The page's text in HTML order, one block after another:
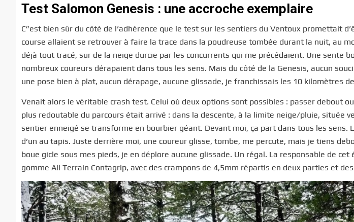
Test Salomon Genesis : une accroche exemplaire
C”est bien sûr du côté de l’adhérence que le test sur les sentiers du Ventoux promettait
course allaient se retrouver à faire la trace dans la poudreuse tombée durant la nuit, au
déjà tout tracé, sur de la neige durcie par les concurrents qui me précédaient. Une sente
nombreux coureurs dérapaient dans tous les sens. Mais du côté de la Genesis, aucun
une pose bien à plat, aucun dérapage, aucune glissade, je franchissais les 10 kilomètres
Venait alors le véritable crash test. Celui où deux options sont possibles : passer debout
plus redoutable du parcours était arrivé : dans la descente, à la limite neige/pluie, située
sentier enneigé se transforme en bourbier géant. Devant moi, ça part dans tous les sens.
d’un au tapis. Juste derrière moi, une coureur glisse, tombe, me percute, mais je tiens
boue gicle sous mes pieds, je en déplore aucune glissade. Un régal. La responsable de
gomme All Terrain Contagrip, avec des crampons de 4,5mm répartis en deux parties et